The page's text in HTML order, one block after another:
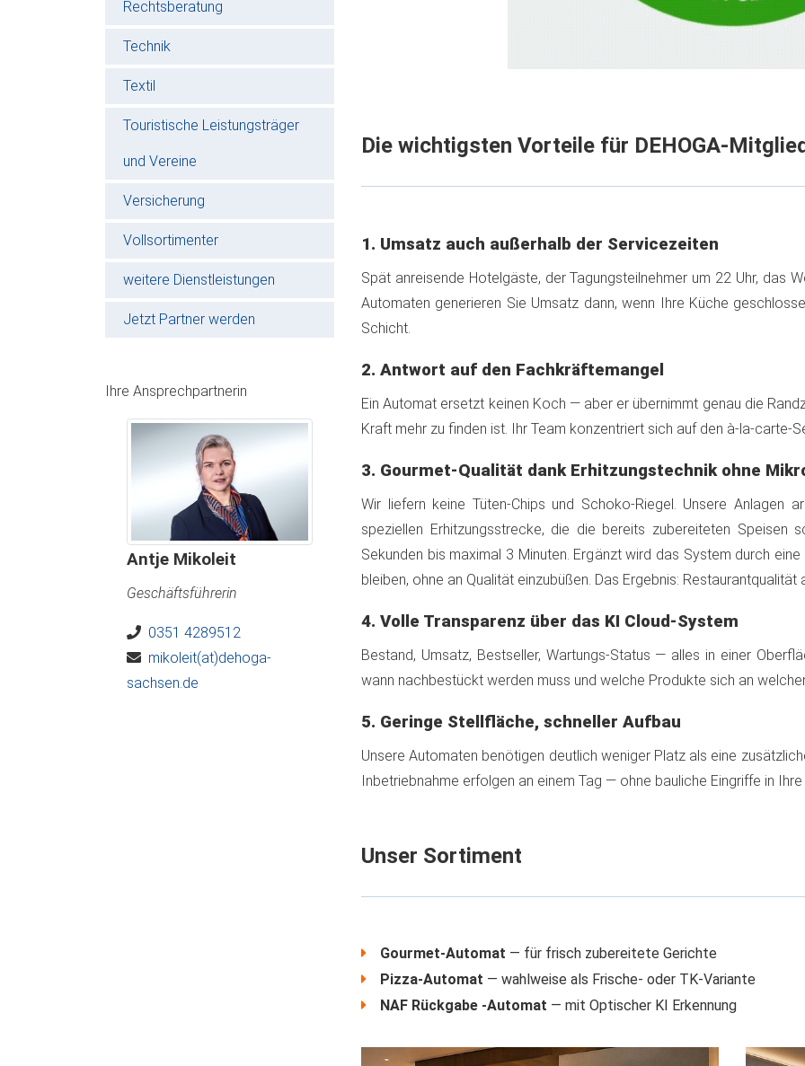
Rechtsberatung
Technik
Textil
Touristische Leistungsträger
und Vereine
Versicherung
Vollsortimenter
weitere Dienstleistungen
Jetzt Partner werden
Ihre Ansprechpartnerin
Antje Mikoleit
Geschäftsführerin
0351 4289512
mikoleit(at)dehoga-
sachsen.de
Die wichtigsten Vorteile für DEHOGA-
1. Umsatz auch außerhalb der Servicezeiten
Spät anreisende Hotelgäste, der Tagungsteilnehmer um 22 Uhr, das
Automaten generieren Sie Umsatz dann, wenn Ihre Küche
Schicht.
2. Antwort auf den Fachkräftemangel
Ein Automat ersetzt keinen Koch — aber er übernimmt genau die
Kraft mehr zu finden ist. Ihr Team konzentriert sich auf den à-la-carte-
3. Gourmet-Qualität dank Erhitzungstechnik ohne
Wir liefern keine Tüten-Chips und Schoko-Riegel. Unsere Anlagen
speziellen Erhitzungsstrecke, die die bereits zubereiteten
Sekunden bis maximal 3 Minuten. Ergänzt wird das System durch
bleiben, ohne an Qualität einzubüßen. Das Ergebnis:
4. Volle Transparenz über das KI Cloud-System
Bestand, Umsatz, Bestseller, Wartungs-Status — alles in einer
wann nachbestückt werden muss und welche Produkte sich an
5. Geringe Stellfläche, schneller Aufbau
Unsere Automaten benötigen deutlich weniger Platz als eine
Inbetriebnahme erfolgen an einem Tag — ohne bauliche Eingriffe in
Unser Sortiment
Gourmet-Automat — für frisch zubereitete Gerichte
Pizza-Automat — wahlweise als Frische- oder TK-Variante
NAF Rückgabe -Automat — mit Optischer KI Erkennung